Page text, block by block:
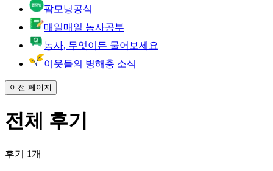
팜모닝공식
매일매일 농사공부
농사, 무엇이든 물어보세요
이웃들의 병해충 소식
이전 페이지
전체 후기
후기 1개